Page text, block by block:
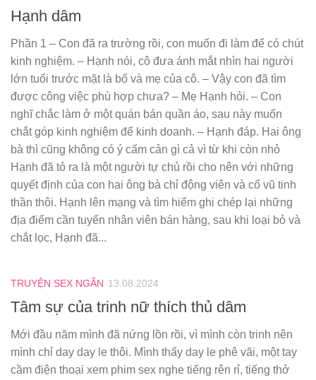
Hạnh dâm
Phần 1 – Con đã ra trường rồi, con muốn đi làm để có chút
kinh nghiệm. – Hạnh nói, cô đưa ánh mắt nhìn hai người
lớn tuổi trước mặt là bố và mẹ của cô. – Vậy con đã tìm
được công việc phù hợp chưa? – Mẹ Hạnh hỏi. – Con
nghĩ chắc làm ở một quán bán quần áo, sau này muốn
chắt góp kinh nghiệm để kinh doanh. – Hạnh đáp. Hai ông
bà thì cũng không có ý cấm cản gì cả vì từ khi còn nhỏ
Hạnh đã tỏ ra là một người tự chủ rồi cho nên với những
quyết định của con hai ông bà chỉ động viên và cổ vũ tinh
thần thôi. Hạnh lên mạng và tìm hiểm ghi chép lại những
địa điểm cần tuyển nhân viên bán hàng, sau khi loại bỏ và
chắt lọc, Hạnh đã...
TRUYỆN SEX NGẮN 13.08.2024
Tâm sự của trinh nữ thích thủ dâm
Mới đầu năm mình đã nứng lồn rồi, vì mình còn trinh nên
mình chỉ day day le thôi. Mình thấy day le phê vãi, một tay
cầm điện thoại xem phim sex nghe tiếng rên rỉ, tiếng thở